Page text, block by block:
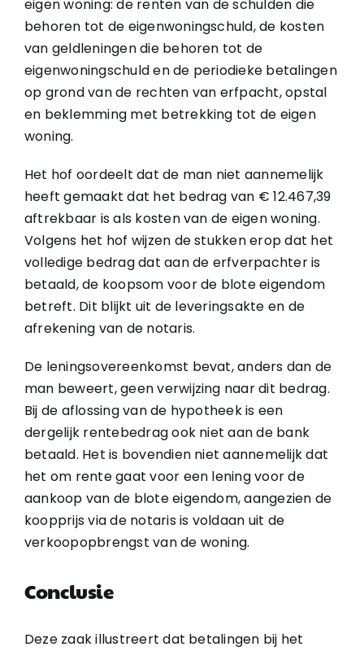
eigen woning: de renten van de schulden die
behoren tot de eigenwoningschuld, de kosten
van geldleningen die behoren tot de
eigenwoningschuld en de periodieke betalingen
op grond van de rechten van erfpacht, opstal
en beklemming met betrekking tot de eigen
woning.
Het hof oordeelt dat de man niet aannemelijk
heeft gemaakt dat het bedrag van € 12.467,39
aftrekbaar is als kosten van de eigen woning.
Volgens het hof wijzen de stukken erop dat het
volledige bedrag dat aan de erfverpachter is
betaald, de koopsom voor de blote eigendom
betreft. Dit blijkt uit de leveringsakte en de
afrekening van de notaris.
De leningsovereenkomst bevat, anders dan de
man beweert, geen verwijzing naar dit bedrag.
Bij de aflossing van de hypotheek is een
dergelijk rentebedrag ook niet aan de bank
betaald. Het is bovendien niet aannemelijk dat
het om rente gaat voor een lening voor de
aankoop van de blote eigendom, aangezien de
koopprijs via de notaris is voldaan uit de
verkoopopbrengst van de woning.
Conclusie
Deze zaak illustreert dat betalingen bij het